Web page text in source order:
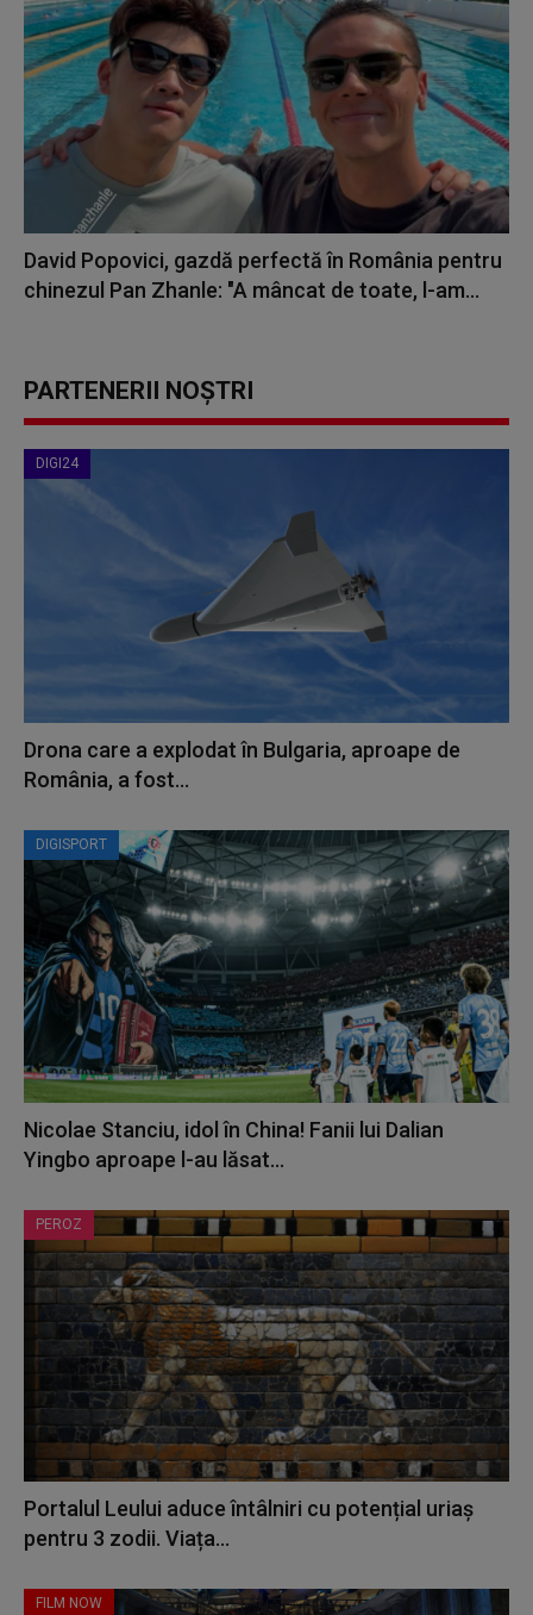
David Popovici, gazdă perfectă în România pentru
chinezul Pan Zhanle: "A mâncat de toate, l-am...
PARTENERII NOȘTRI
DIGI24
Drona care a explodat în Bulgaria, aproape de
România, a fost...
DIGISPORT
Nicolae Stanciu, idol în China! Fanii lui Dalian
Yingbo aproape l-au lăsat...
PEROZ
Portalul Leului aduce întâlniri cu potențial uriaș
pentru 3 zodii. Viața...
FILM NOW